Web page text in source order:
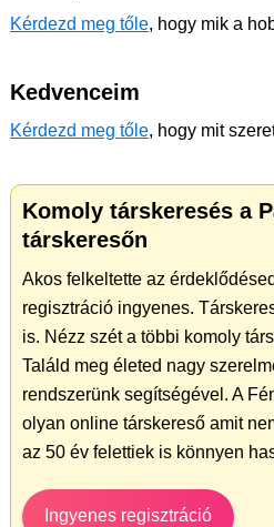
Kérdezd meg tőle, hogy mik a
Kedvenceim
Kérdezd meg tőle, hogy mit
Komoly társkeresés a
társkeresőn
Akos felkeltette az
regisztráció ingyenes.
is. Nézz szét a többi komoly
Találd meg életed nagy
rendszerünk segítségével. A
olyan online társkereső amit
az 50 év felettiek is könnyen
Ingyenes regisztráció